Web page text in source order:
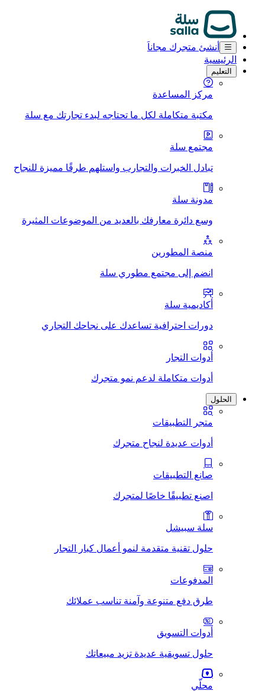
أنشئ متجرك مجاناَ
الرئيسية
التعليم
مركز المساعدة
مكتبة متكاملة لكل ما تحتاجه لبدء تجارتك مع سلة
مجتمع سلة
تبادل الخبرات والتجارب واستلهم طرقًا مميزة للنجاح
مدونة سلة
وسع دائرة معارفك بالعديد من الموضوعات المثيرة
منصة المطورين
انضم إلى مجتمع مطوري سلة
أكاديمية سلة
دورات احترافية تساعدك على نجاحك التجاري
أدوات التجار
أدوات متكاملة لدعم نمو متجرك
الحلول
متجر التطبيقات
أدوات عديدة لنجاح متجرك
صانع التطبيقات
اصنع تطبيقًا خاصًا لمتجرك
سلة سبيشل
حلول تقنية متقدمة لنمو أعمال كبار التجار
المدفوعات
طرق دفع متنوعة وآمنة تناسب عملائك
أدوات التسويق
حلول تسويقية عديدة تزيد مبيعاتك
محلّي